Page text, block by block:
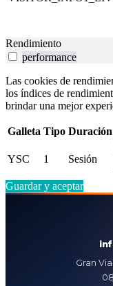
Rendimiento
performance
Las cookies de
los índices de
brindar una mejor
Galleta Tipo Duración
YSC 1 Sesión
Guardar y aceptar
Gran